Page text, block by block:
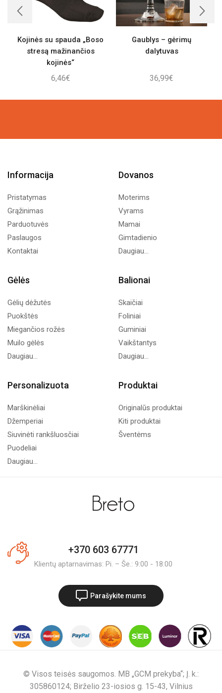
Kojinės su spauda „Boso
stresą mažinančios
kojinės“
6,46€
Gaublys – gėrimų
dalytuvas
36,99€
Informacija
Pristatymas
Grąžinimas
Parduotuvės
Paslaugos
Kontaktai
Dovanos
Moterims
Vyrams
Mamai
Gimtadienio
Daugiau...
Gėlės
Gėlių dėžutės
Puokštės
Miegančios rožės
Muilo gėlės
Daugiau...
Balionai
Skaičiai
Foliniai
Guminiai
Vaikštantys
Daugiau...
Personalizuota
Marškinėliai
Džemperiai
Siuvinėti rankšluosčiai
Puodeliai
Daugiau...
Produktai
Originalūs produktai
Kiti produktai
Šventėms
+370 603 67771
Klientų aptarnavimas: Pi. – Še.: 9:00 - 18:00
Parašykite mums
© Visos teisės saugomos. MB „GCM prekyba“; Į. k.:
305860124; Birželio 23-iosios g. 15-43, Vilnius